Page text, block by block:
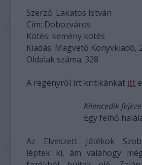
Szerző: Lakatos István
Cím: Dobozváros
Kötés: kemény kötés
Kiadás: Magvető Könyvkiadó,
Oldalak száma: 328
A regényről írt kritikánkat itt
Kilencedik
Egy felhő
Az Elveszett Játékok
léptek ki, ám valahogy